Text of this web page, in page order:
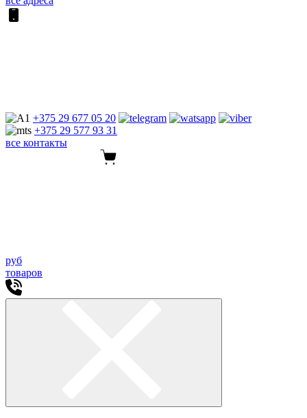
+375 29 677 05 20
+375 29 577 93 31
все контакты
руб
товаров